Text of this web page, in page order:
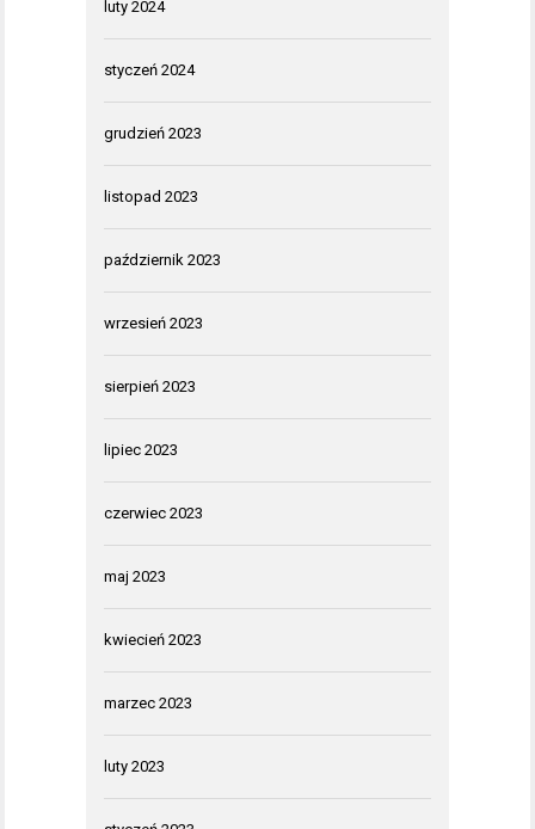
luty 2024
styczeń 2024
grudzień 2023
listopad 2023
październik 2023
wrzesień 2023
sierpień 2023
lipiec 2023
czerwiec 2023
maj 2023
kwiecień 2023
marzec 2023
luty 2023